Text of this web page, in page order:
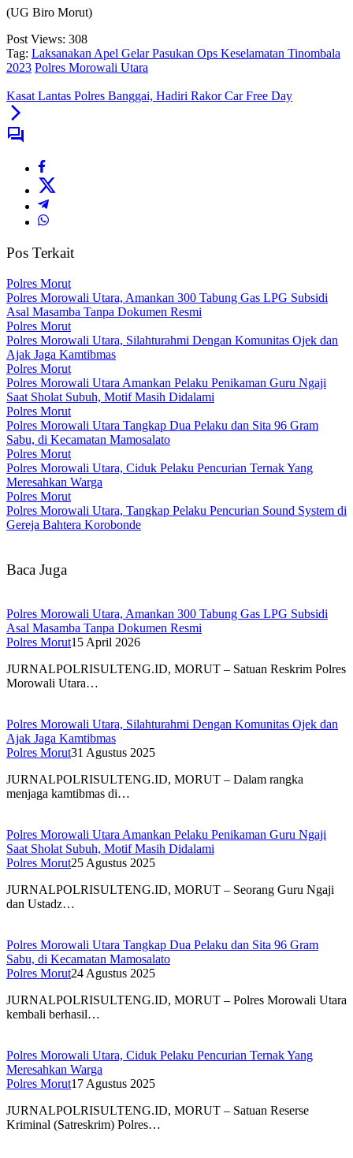
(UG Biro Morut)
Post Views: 308
Tag: Laksanakan Apel Gelar Pasukan Ops Keselamatan Tinombala
2023 Polres Morowali Utara
Kasat Lantas Polres Banggai, Hadiri Rakor Car Free Day
Pos Terkait
Polres Morut
Polres Morowali Utara, Amankan 300 Tabung Gas LPG Subsidi
Asal Masamba Tanpa Dokumen Resmi
Polres Morut
Polres Morowali Utara, Silahturahmi Dengan Komunitas Ojek dan
Ajak Jaga Kamtibmas
Polres Morut
Polres Morowali Utara Amankan Pelaku Penikaman Guru Ngaji
Saat Sholat Subuh, Motif Masih Didalami
Polres Morut
Polres Morowali Utara Tangkap Dua Pelaku dan Sita 96 Gram
Sabu, di Kecamatan Mamosalato
Polres Morut
Polres Morowali Utara, Ciduk Pelaku Pencurian Ternak Yang
Meresahkan Warga
Polres Morut
Polres Morowali Utara, Tangkap Pelaku Pencurian Sound System di
Gereja Bahtera Korobonde
Baca Juga
Polres Morowali Utara, Amankan 300 Tabung Gas LPG Subsidi
Asal Masamba Tanpa Dokumen Resmi
Polres Morut15 April 2026
JURNALPOLRISULTENG.ID, MORUT – Satuan Reskrim Polres
Morowali Utara…
Polres Morowali Utara, Silahturahmi Dengan Komunitas Ojek dan
Ajak Jaga Kamtibmas
Polres Morut31 Agustus 2025
JURNALPOLRISULTENG.ID, MORUT – Dalam rangka
menjaga kamtibmas di…
Polres Morowali Utara Amankan Pelaku Penikaman Guru Ngaji
Saat Sholat Subuh, Motif Masih Didalami
Polres Morut25 Agustus 2025
JURNALPOLRISULTENG.ID, MORUT – Seorang Guru Ngaji
dan Ustadz…
Polres Morowali Utara Tangkap Dua Pelaku dan Sita 96 Gram
Sabu, di Kecamatan Mamosalato
Polres Morut24 Agustus 2025
JURNALPOLRISULTENG.ID, MORUT – Polres Morowali Utara
kembali berhasil…
Polres Morowali Utara, Ciduk Pelaku Pencurian Ternak Yang
Meresahkan Warga
Polres Morut17 Agustus 2025
JURNALPOLRISULTENG.ID, MORUT – Satuan Reserse
Kriminal (Satreskrim) Polres…